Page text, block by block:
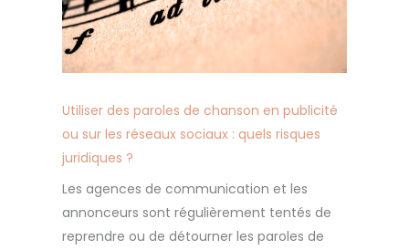
Utiliser des paroles de chanson en publicité
ou sur les réseaux sociaux : quels risques
juridiques ?
Les agences de communication et les
annonceurs sont régulièrement tentés de
reprendre ou de détourner les paroles de